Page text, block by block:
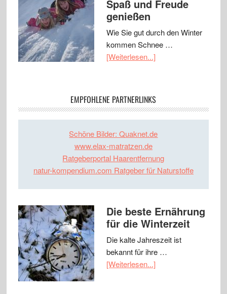
Spaß und Freude
genießen
Wie Sie gut durch den Winter
kommen Schnee …
[Weiterlesen...]
EMPFOHLENE PARTNERLINKS
Schöne Bilder: Quaknet.de
www.elax-matratzen.de
Ratgeberportal Haarentfernung
natur-kompendium.com Ratgeber für Naturstoffe
Die beste Ernährung
für die Winterzeit
Die kalte Jahreszeit ist
bekannt für ihre …
[Weiterlesen...]